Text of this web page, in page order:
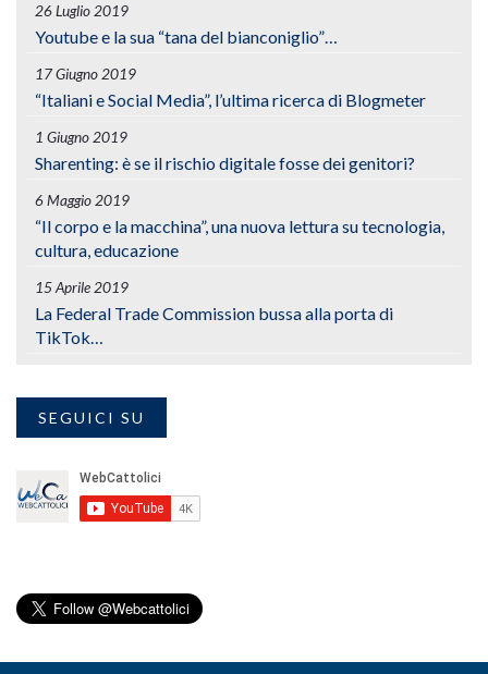
26 Luglio 2019
Youtube e la sua “tana del bianconiglio”…
17 Giugno 2019
“Italiani e Social Media”, l’ultima ricerca di Blogmeter
1 Giugno 2019
Sharenting: è se il rischio digitale fosse dei genitori?
6 Maggio 2019
“Il corpo e la macchina”, una nuova lettura su tecnologia,
cultura, educazione
15 Aprile 2019
La Federal Trade Commission bussa alla porta di
TikTok…
SEGUICI SU